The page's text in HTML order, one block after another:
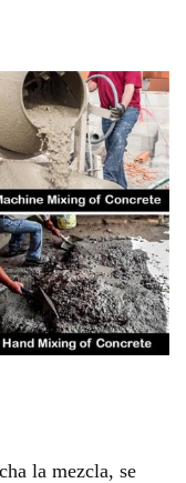
la mezcla, se